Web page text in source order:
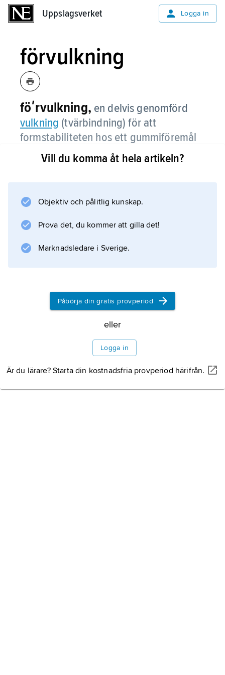
Uppslagsverket Logga in
förvulkning
föʹrvulkning, en delvis genomförd
vulkning (tvärbindning) för att
formstabiliteten hos ett gummiföremål
skall förbättras före vidare bearbetning
och slutlig vulkning.
Information om artikeln
Vill du komma åt hela artikeln?
Objektiv och pålitlig kunskap.
Prova det, du kommer att gilla det!
Marknadsledare i Sverige.
Påbörja din gratis provperiod
eller
Logga in
Är du lärare? Starta din kostnadsfria provperiod härifrån.